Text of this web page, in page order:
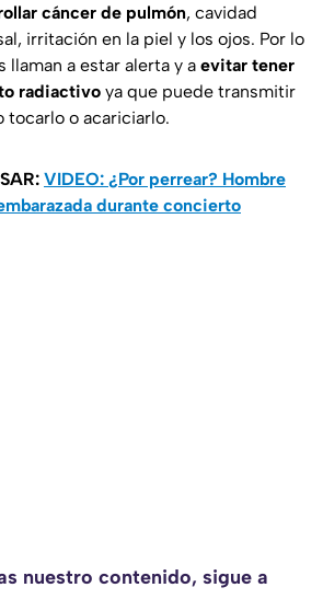
cáncer de pulmón, cavidad
irritación en la piel y los ojos. Por lo
llaman a estar alerta y a evitar tener
radiactivo ya que puede transmitir
tocarlo o acariciarlo.
VIDEO: ¿Por perrear? Hombre
durante concierto
nuestro contenido, sigue a